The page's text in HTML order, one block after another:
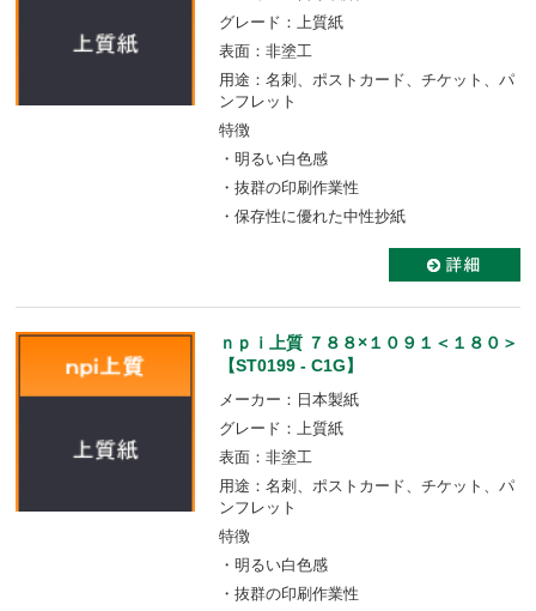
グレード：上質紙
表面：非塗工
用途：名刺、ポストカード、チケット、パ
ンフレット
特徴
・明るい白色感
・抜群の印刷作業性
・保存性に優れた中性抄紙
ｎｐｉ上質 ７８８×１０９１＜１８０＞
【ST0199 - C1G】
メーカー：日本製紙
グレード：上質紙
表面：非塗工
用途：名刺、ポストカード、チケット、パ
ンフレット
特徴
・明るい白色感
・抜群の印刷作業性